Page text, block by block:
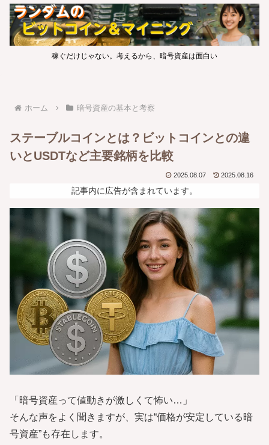
稼ぐだけじゃない。考えるから、暗号資産は面白い
ホーム 暗号資産の基本と考察
ステーブルコインとは？ビットコインとの違
いとUSDTなど主要銘柄を比較
2025.08.07 2025.08.16
記事内に広告が含まれています。
「暗号資産って値動きが激しくて怖い…」
そんな声をよく聞きますが、実は“価格が安定している暗
号資産”も存在します。